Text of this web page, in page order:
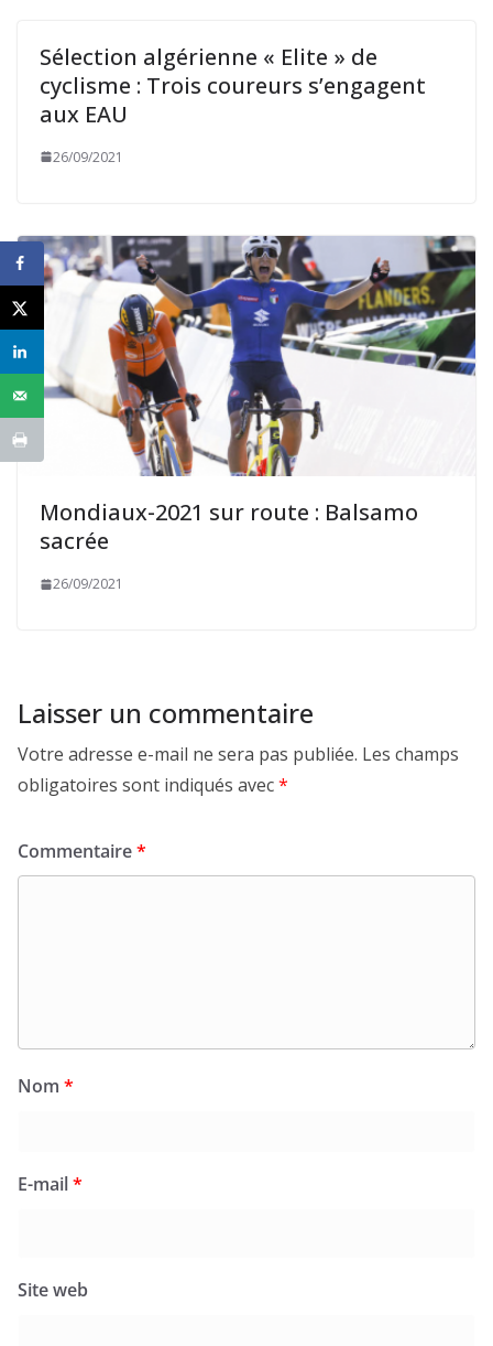
Sélection algérienne « Elite » de
cyclisme : Trois coureurs s’engagent
aux EAU
26/09/2021
Mondiaux-2021 sur route : Balsamo
sacrée
26/09/2021
Laisser un commentaire
Votre adresse e-mail ne sera pas publiée. Les champs
obligatoires sont indiqués avec*
Commentaire*
Nom *
E-mail*
Site web